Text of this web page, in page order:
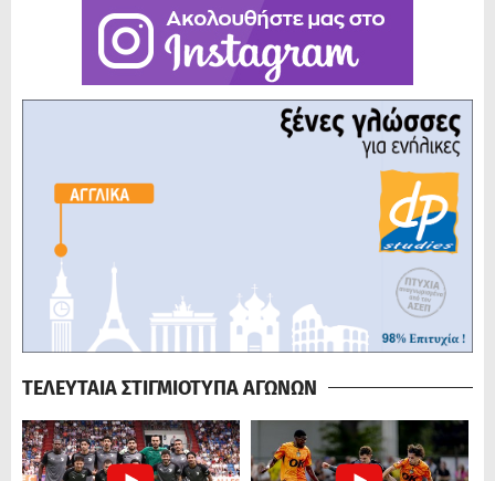
ΤΕΛΕΥΤΑΙΑ ΣΤΙΓΜΙΟΤΥΠΑ ΑΓΩΝΩΝ